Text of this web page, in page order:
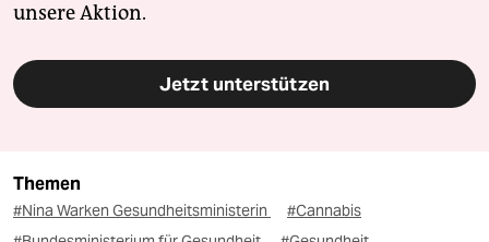
unsere Aktion.
Jetzt unterstützen
Themen
#Nina Warken Gesundheitsministerin
#Cannabis